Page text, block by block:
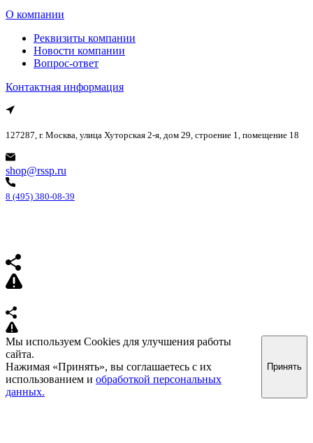
О компании
Реквизиты компании
Новости компании
Вопрос-ответ
Контактная информация
127287, г. Москва, улица Хуторская 2-я, дом 29, строение 1, помещение 18
shop@rssp.ru
8 (495) 380-08-39
Мы используем Cookies для улучшения работы
сайта.
Нажимая «Принять», вы соглашаетесь с их
использованием и обработкой персональных
данных.
Принять